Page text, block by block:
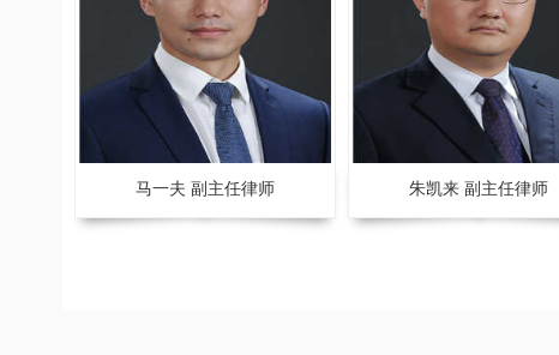
马一夫 副主任律师 朱凯来 副主任律师